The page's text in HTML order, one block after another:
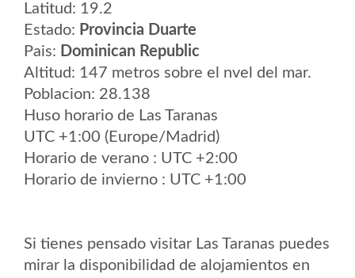
Latitud: 19.2
Estado: Provincia Duarte
Pais: Dominican Republic
Altitud: 147 metros sobre el nvel del mar.
Poblacion: 28.138
Huso horario de Las Taranas
UTC +1:00 (Europe/Madrid)
Horario de verano : UTC +2:00
Horario de invierno : UTC +1:00
Si tienes pensado visitar Las Taranas puedes
mirar la disponibilidad de alojamientos en